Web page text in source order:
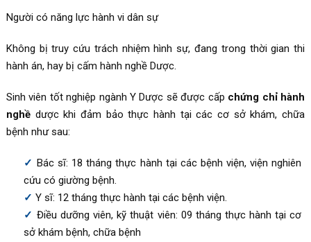
Người có năng lực hành vi dân sự
Không bị truy cứu trách nhiệm hình sự, đang trong thời gian thi
hành án, hay bị cấm hành nghề Dược.
Sinh viên tốt nghiệp ngành Y Dược sẽ được cấp chứng chỉ hành
nghềdược khi đảm bảo thực hành tại các cơ sở khám, chữa
bệnh như sau:
Bác sĩ: 18 tháng thực hành tại các bệnh viện, viện nghiên
cứu có giường bệnh.
Y sĩ: 12 tháng thực hành tại các bệnh viện.
Điều dưỡng viên, kỹ thuật viên: 09 tháng thực hành tại cơ
sở khám bệnh, chữa bệnh